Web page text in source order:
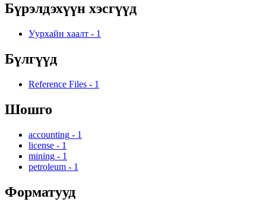
Бүрэлдэхүүн хэсгүүд
Уурхайн хаалт - 1
Бүлгүүд
Reference Files - 1
Шошго
accounting - 1
license - 1
mining - 1
petroleum - 1
Форматууд